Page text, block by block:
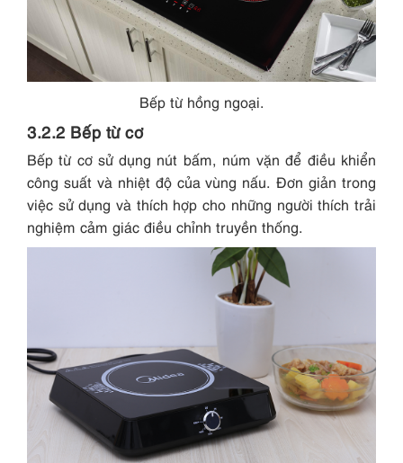
Bếp từ hồng ngoại.
3.2.2 Bếp từ cơ
Bếp từ cơ sử dụng nút bấm, núm vặn để điều khiển
công suất và nhiệt độ của vùng nấu. Đơn giản trong
việc sử dụng và thích hợp cho những người thích trải
nghiệm cảm giác điều chỉnh truyền thống.